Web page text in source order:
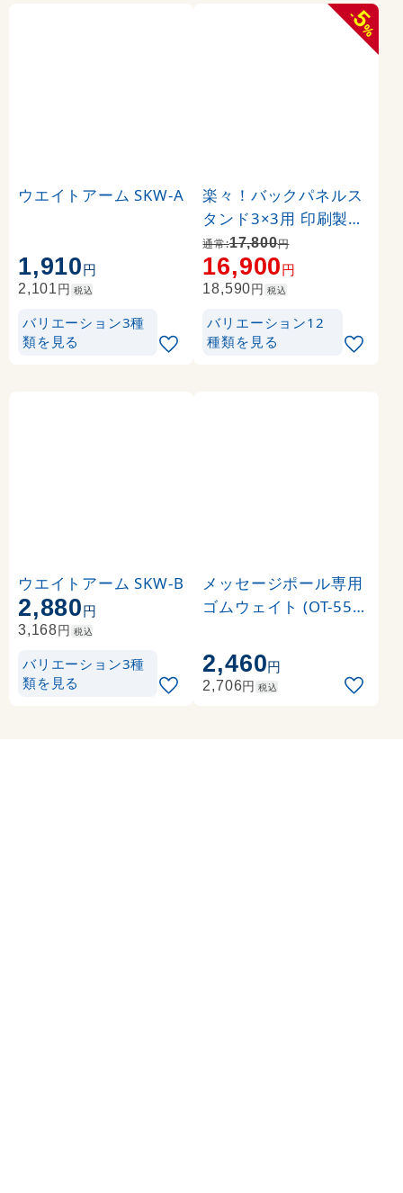
ウエイトアーム SKW-A
1,910円
2,101円 税込
バリエーション3種
類を見る
-
5
%
楽々！バックパネルス
タンド3×3用 印刷製作
代 (※本体別売) トロマ
ット(2枚つなぎ) 正面
のみ 本体同時購入用 (
通常:17,800円
16,900円
18,590円 税込
バリエーション12
種類を見る
ウエイトアーム SKW-B
2,880円
3,168円 税込
バリエーション3種
類を見る
メッセージポール専用
ゴムウェイト (OT-550-
2,460円
2,706円 税込